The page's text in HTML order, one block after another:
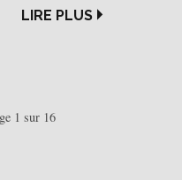
LIRE PLUS
1 sur 16